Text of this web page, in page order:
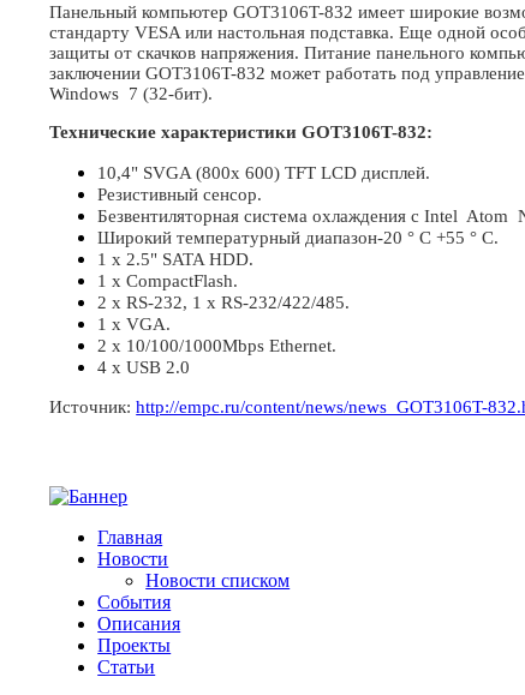
Панельный компьютер GOT3106T-832 имеет широкие
стандарту VESA или настольная подставка. Еще одной
защиты от скачков напряжения. Питание панельного
заключении GOT3106T-832 может работать под
Windows 7 (32-бит).
Технические характеристики GOT3106T-832:
10,4" SVGA (800х 600) TFT LCD дисплей.
Резистивный сенсор.
Безвентиляторная система охлаждения с Intel Atom
Широкий температурный диапазон-20 ° C +55 ° C.
1 x 2.5" SATA HDD.
1 x CompactFlash.
2 x RS-232, 1 x RS-232/422/485.
1 x VGA.
2 x 10/100/1000Mbps Ethernet.
4 x USB 2.0
Источник:http://empc.ru/content/news/news_GOT3106T-
Главная
Новости
Новости списком
События
Описания
Проекты
Статьи